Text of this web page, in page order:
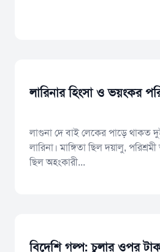
লারিনার হিংসা ও ভয়ংকর
লাগুনা দে বাই লেকের পাড়ে থাকত
লারিনা। মাঙ্গিতা ছিল দয়ালু,
ছিল অহংকারী...
বিদেশি গল্প: চুলার ওপর